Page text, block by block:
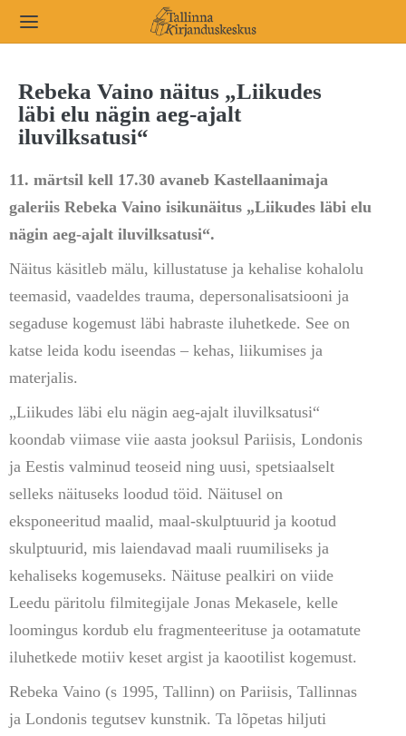
Rebeka Vaino näitus „Liikudes
läbi elu nägin aeg-ajalt
iluvilksatusi“
11. märtsil kell 17.30 avaneb Kastellaanimaja
galeriis Rebeka Vaino isikunäitus „Liikudes läbi elu
nägin aeg-ajalt iluvilksatusi“.
Näitus käsitleb mälu, killustatuse ja kehalise kohalolu
teemasid, vaadeldes trauma, depersonalisatsiooni ja
segaduse kogemust läbi habraste iluhetkede. See on
katse leida kodu iseendas – kehas, liikumises ja
materjalis.
„Liikudes läbi elu nägin aeg-ajalt iluvilksatusi“
koondab viimase viie aasta jooksul Pariisis, Londonis
ja Eestis valminud teoseid ning uusi, spetsiaalselt
selleks näituseks loodud töid. Näitusel on
eksponeeritud maalid, maal-skulptuurid ja kootud
skulptuurid, mis laiendavad maali ruumiliseks ja
kehaliseks kogemuseks. Näituse pealkiri on viide
Leedu päritolu filmitegijale Jonas Mekasele, kelle
loomingus kordub elu fragmenteerituse ja ootamatute
iluhetkede motiiv keset argist ja kaootilist kogemust.
Rebeka Vaino (s 1995, Tallinn) on Pariisis, Tallinnas
ja Londonis tegutsev kunstnik. Ta lõpetas hiljuti